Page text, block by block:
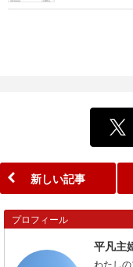
新しい記事
プロフィール
平凡主
わたし